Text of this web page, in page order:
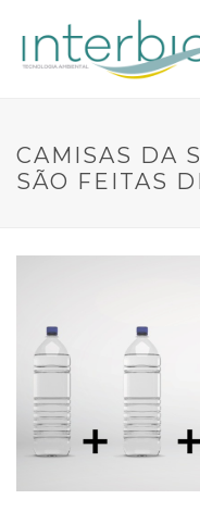
CAMISAS DA
SÃO FEITAS